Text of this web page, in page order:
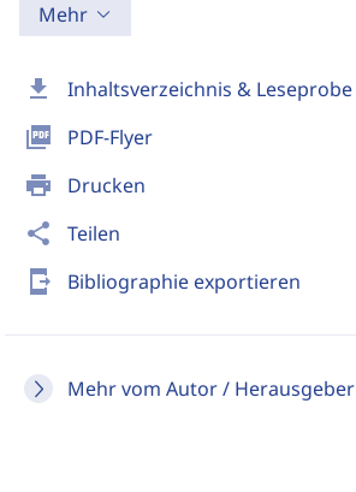
download Inhaltsverzeichnis & Leseprobe
picture_as_pdf PDF-Flyer
print Drucken
share Teilen
send_to_mobile Bibliographie exportieren
Mehr vom Autor / Herausgeber
Mehr